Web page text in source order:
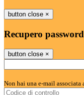
button close ×
Recupero password
button close ×
Non hai una e-mail